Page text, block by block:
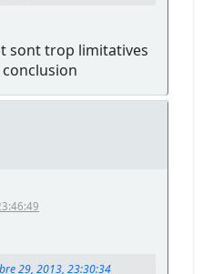
sont trop limitatives
29, 2013, 23:30:34